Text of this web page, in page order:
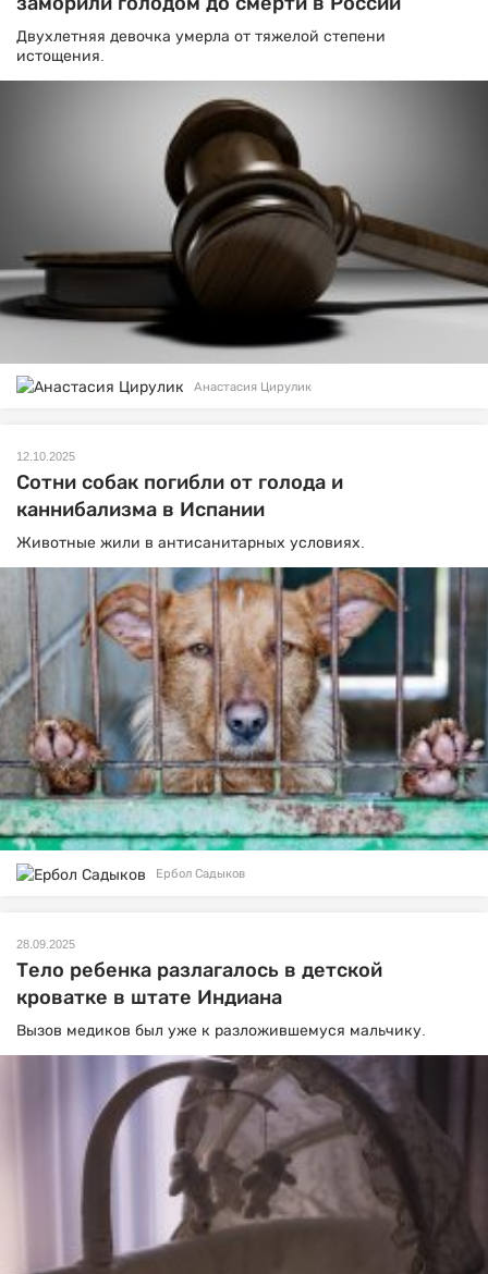
Двухлетняя девочка умерла от тяжелой степени
истощения.
Анастасия Цирулик
12.10.2025
Сотни собак погибли от голода и
каннибализма в Испании
Животные жили в антисанитарных условиях.
Ербол Садыков
28.09.2025
Тело ребенка разлагалось в детской
кроватке в штате Индиана
Вызов медиков был уже к разложившемуся мальчику.